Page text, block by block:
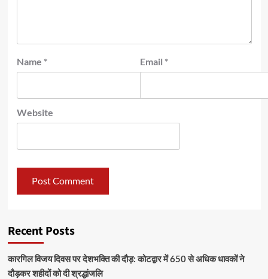
Name * Email *
Website
Recent Posts
कारगिल विजय दिवस पर देशभक्ति की दौड़: कोटद्वार में 650 से अधिक धावकों ने
दौड़कर शहीदों को दी श्रद्धांजलि